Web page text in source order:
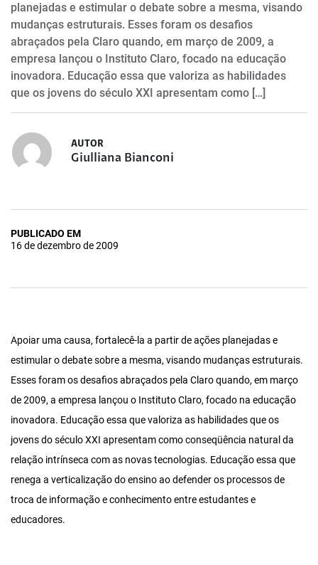
planejadas e estimular o debate sobre a mesma, visando
mudanças estruturais. Esses foram os desafios
abraçados pela Claro quando, em março de 2009, a
empresa lançou o Instituto Claro, focado na educação
inovadora. Educação essa que valoriza as habilidades
que os jovens do século XXI apresentam como […]
AUTOR
Giulliana Bianconi
PUBLICADO EM
16 de dezembro de 2009
Apoiar uma causa, fortalecê-la a partir de ações planejadas e
estimular o debate sobre a mesma, visando mudanças estruturais.
Esses foram os desafios abraçados pela Claro quando, em março
de 2009, a empresa lançou o Instituto Claro, focado na educação
inovadora. Educação essa que valoriza as habilidades que os
jovens do século XXI apresentam como conseqüência natural da
relação intrínseca com as novas tecnologias. Educação essa que
renega a verticalização do ensino ao defender os processos de
troca de informação e conhecimento entre estudantes e
educadores.